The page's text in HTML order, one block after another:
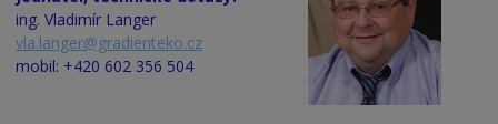
ing. Vladimír Langer
vla.langer@gradienteko.cz
mobil: +420 602 356 504